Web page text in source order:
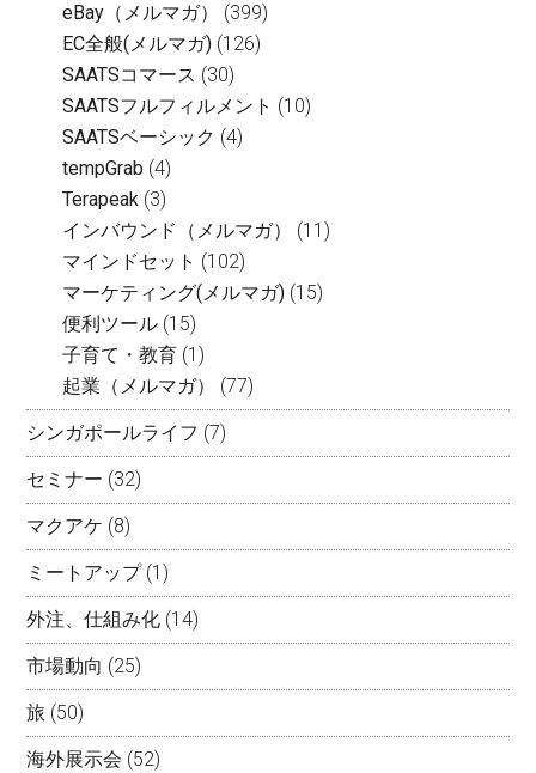
eBay（メルマガ）
(399)
EC全般(メルマガ) (126)
SAATSコマース (30)
SAATSフルフィルメント (10)
SAATSベーシック (4)
tempGrab (4)
Terapeak (3)
インバウンド（メルマガ）
(11)
マインドセット (102)
マーケティング(メルマガ) (15)
便利ツール (15)
子育て・教育 (1)
起業（メルマガ）
(77)
シンガポールライフ (7)
セミナー (32)
マクアケ (8)
ミートアップ(1)
外注、仕組み化 (14)
市場動向 (25)
旅 (50)
海外展示会 (52)